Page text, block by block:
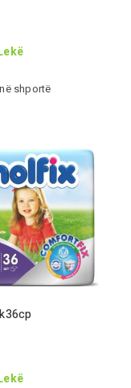
shportë
k36cp